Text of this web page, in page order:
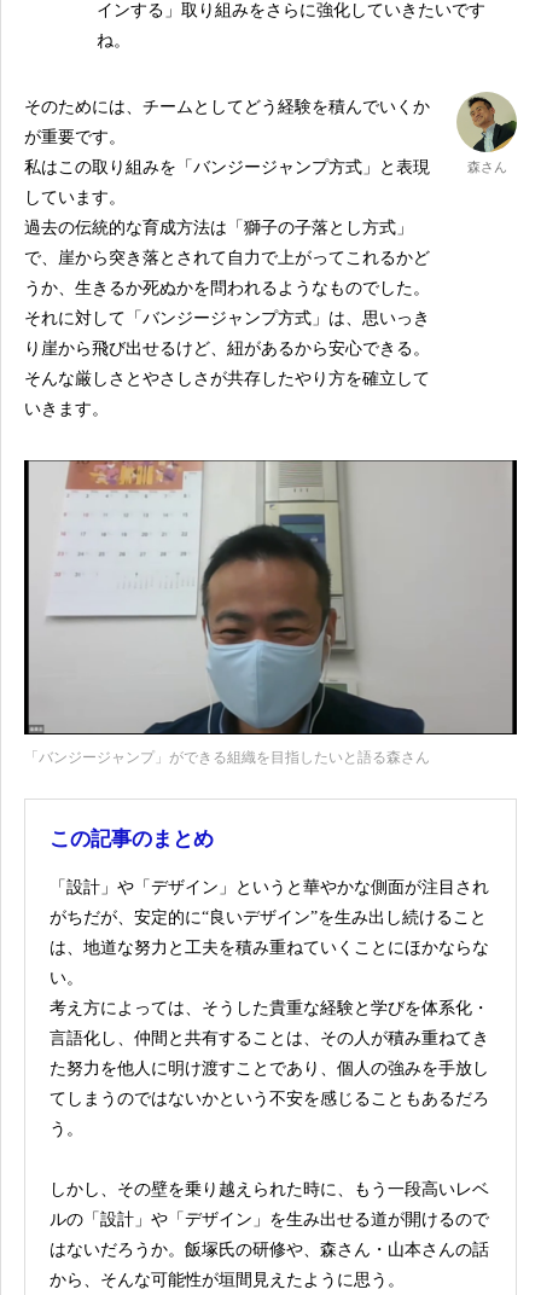
インする」取り組みをさらに強化していきたいです
ね。
森さん
そのためには、チームとしてどう経験を積んでいくか
が重要です。
私はこの取り組みを「バンジージャンプ方式」と表現
しています。
過去の伝統的な育成方法は「獅子の子落とし方式」
で、崖から突き落とされて自力で上がってこれるかど
うか、生きるか死ぬかを問われるようなものでした。
それに対して「バンジージャンプ方式」は、思いっき
り崖から飛び出せるけど、紐があるから安心できる。
そんな厳しさとやさしさが共存したやり方を確立して
いきます。
「バンジージャンプ」ができる組織を目指したいと語る森さん
この記事のまとめ
「設計」や「デザイン」というと華やかな側面が注目され
がちだが、安定的に“良いデザイン”を生み出し続けること
は、地道な努力と工夫を積み重ねていくことにほかならな
い。
考え方によっては、そうした貴重な経験と学びを体系化・
言語化し、仲間と共有することは、その人が積み重ねてき
た努力を他人に明け渡すことであり、個人の強みを手放し
てしまうのではないかという不安を感じることもあるだろ
う。
しかし、その壁を乗り越えられた時に、もう一段高いレベ
ルの「設計」や「デザイン」を生み出せる道が開けるので
はないだろうか。飯塚氏の研修や、森さん・山本さんの話
から、そんな可能性が垣間見えたように思う。